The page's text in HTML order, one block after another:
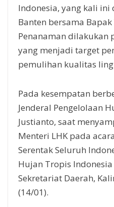
Indonesia, yang kali
Banten bersama Bapak
Penanaman dilakukan
yang menjadi target
pemulihan kualitas
Pada kesempatan
Jenderal Pengelolaan
Justianto, saat
Menteri LHK pada
Serentak Seluruh
Hujan Tropis
Sekretariat Daerah,
(14/01).